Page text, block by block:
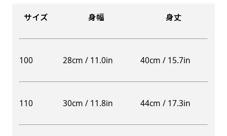
サイズ 身幅 身丈
100 28cm / 11.0in 40cm / 15.7in
110 30cm / 11.8in 44cm / 17.3in